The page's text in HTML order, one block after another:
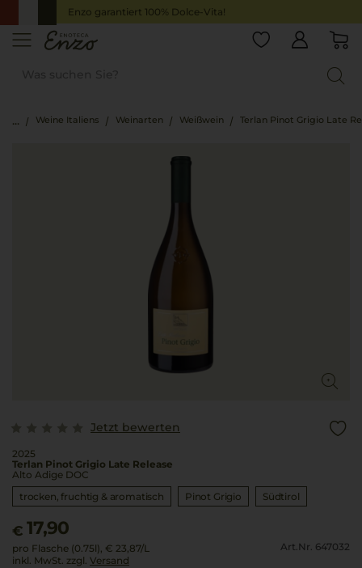
Enzo garantiert 100% Dolce-Vita!
Weine Italiens Weinarten Weißwein Terlan Pinot Grigio Late
Jetzt bewerten
2025
Terlan Pinot Grigio Late Release
Alto Adige DOC
trocken, fruchtig & aromatisch
Pinot Grigio Südtirol
€ 17,90
pro Flasche (0.75l), € 23,87/L
inkl. MwSt. zzgl. Versand
Art.Nr. 647032